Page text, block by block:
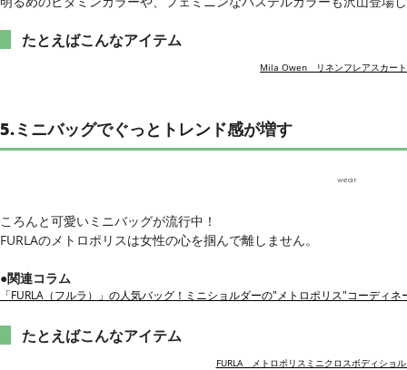
たとえばこんなアイテム
Mila Owen リネンフレアスカー
5.ミニバッグでぐっとトレンド感が増す
wear
ころんと可愛いミニバッグが流行中！
FURLAのメトロポリスは女性の心を掴んで離しません。
●関連コラム
「FURLA（フルラ）」の人気バッグ！ミニショルダーの"メトロポリス"コーディネ
たとえばこんなアイテム
FURLA メトロポリスミニクロスボディショ